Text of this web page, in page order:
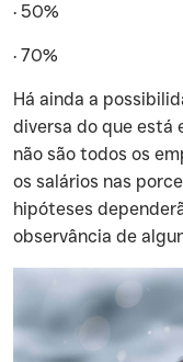
‍· 50%
‍· 70%
‍Há ainda a
diversa do que está
não são todos os
os salários nas
hipóteses
observância de